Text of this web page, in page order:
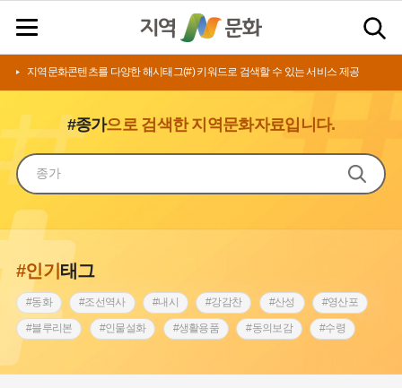
지역문화콘텐츠를 다양한 해시태그(#) 키워드로 검색할 수 있는 서비스 제공
#종가으로 검색한 지역문화자료입니다.
#인기태그
#동화 #조선역사 #내시 #강감찬 #산성 #영산포
#블루리본 #인물설화 #생활용품 #동의보감 #수령